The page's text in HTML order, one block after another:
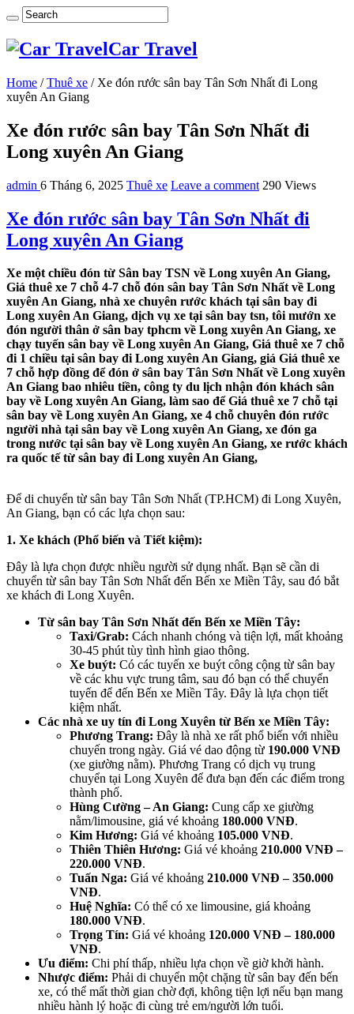
Car Travel
Home / Thuê xe / Xe đón rước sân bay Tân Sơn Nhất đi Long
xuyên An Giang
Xe đón rước sân bay Tân Sơn Nhất đi
Long xuyên An Giang
admin 6 Tháng 6, 2025 Thuê xe Leave a comment 290 Views
Xe đón rước sân bay Tân Sơn Nhất đi
Long xuyên An Giang
Xe một chiều đón từ Sân bay TSN về Long xuyên An Giang,
Giá thuê xe 7 chỗ 4-7 chỗ đón sân bay Tân Sơn Nhất về Long
xuyên An Giang, nhà xe chuyên rước khách tại sân bay đi
Long xuyên An Giang, dịch vụ xe tại sân bay tsn, tôi mướn xe
đón người thân ở sân bay tphcm về Long xuyên An Giang, xe
chạy tuyến sân bay về Long xuyên An Giang, Giá thuê xe 7 chỗ
đi 1 chiều tại sân bay đi Long xuyên An Giang, giá Giá thuê xe
7 chỗ hợp đồng để đón ở sân bay Tân Sơn Nhất về Long xuyên
An Giang bao nhiêu tiền, công ty du lịch nhận đón khách sân
bay về Long xuyên An Giang, làm sao để Giá thuê xe 7 chỗ tại
sân bay về Long xuyên An Giang, xe 4 chỗ chuyên đón rước
người nhà tại sân bay về Long xuyên An Giang, xe đón ga
trong nước tại sân bay về Long xuyên An Giang, xe rước khách
ra quốc tế từ sân bay đi Long xuyên An Giang,
Để di chuyển từ sân bay Tân Sơn Nhất (TP.HCM) đi Long Xuyên,
An Giang, bạn có các lựa chọn sau:
1. Xe khách (Phổ biến và Tiết kiệm):
Đây là lựa chọn được nhiều người sử dụng nhất. Bạn sẽ cần di
chuyển từ sân bay Tân Sơn Nhất đến Bến xe Miền Tây, sau đó bắt
xe khách đi Long Xuyên.
Từ sân bay Tân Sơn Nhất đến Bến xe Miền Tây:
Taxi/Grab: Cách nhanh chóng và tiện lợi, mất khoảng
30-45 phút tùy tình hình giao thông.
Xe buýt: Có các tuyến xe buýt công cộng từ sân bay
về các khu vực trung tâm, sau đó bạn có thể chuyển
tuyến để đến Bến xe Miền Tây. Đây là lựa chọn tiết
kiệm nhất.
Các nhà xe uy tín đi Long Xuyên từ Bến xe Miền Tây:
Phương Trang: Đây là nhà xe rất phổ biến với nhiều
chuyến trong ngày. Giá vé dao động từ 190.000 VNĐ
(xe giường nằm). Phương Trang có dịch vụ trung
chuyển tại Long Xuyên để đưa bạn đến các điểm trong
thành phố.
Hùng Cường – An Giang: Cung cấp xe giường
nằm/limousine, giá vé khoảng 180.000 VNĐ.
Kim Hương: Giá vé khoảng 105.000 VNĐ.
Thiên Thiên Hương: Giá vé khoảng 210.000 VNĐ –
220.000 VNĐ.
Tuấn Nga: Giá vé khoảng 210.000 VNĐ – 350.000
VNĐ.
Huệ Nghĩa: Có thể có xe limousine, giá khoảng
180.000 VNĐ.
Trọng Tín: Giá vé khoảng 120.000 VNĐ – 180.000
VNĐ.
Ưu điểm: Chi phí thấp, nhiều lựa chọn về giờ khởi hành.
Nhược điểm: Phải di chuyển một chặng từ sân bay đến bến
xe, có thể mất thời gian chờ đợi, không tiện lợi nếu bạn mang
nhiều hành lý hoặc đi cùng trẻ em/người lớn tuổi.